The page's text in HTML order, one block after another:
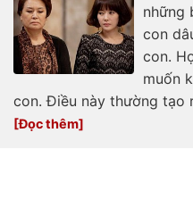
những
con
con.
muốn
con. Điều này thường tạo